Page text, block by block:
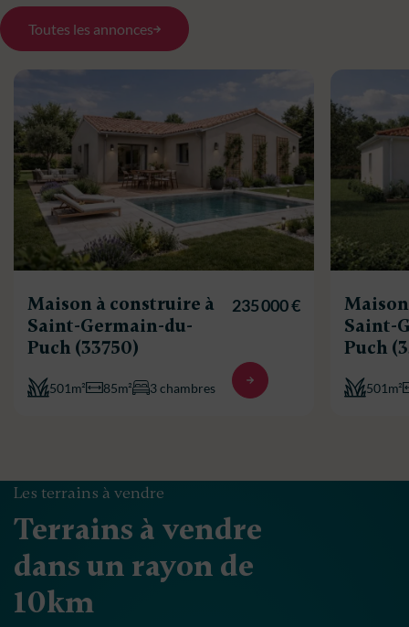
Toutes les annonces
Maison à construire à
Saint-Germain-du-
Puch (33750)
501m² 85m² 3 chambres
235 000 €
Saint-
Puch
501m²
Les terrains à vendre
Terrains à vendre
dans un rayon de
10km